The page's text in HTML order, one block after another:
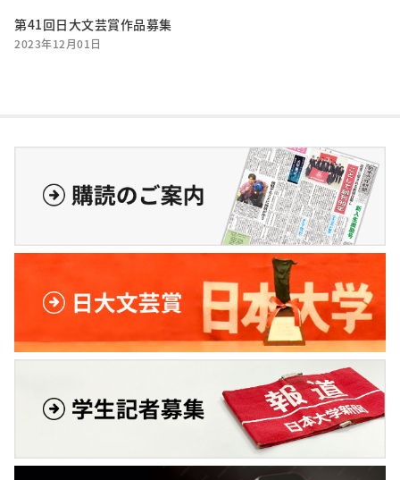
第41回日大文芸賞作品募集
2023年12月01日